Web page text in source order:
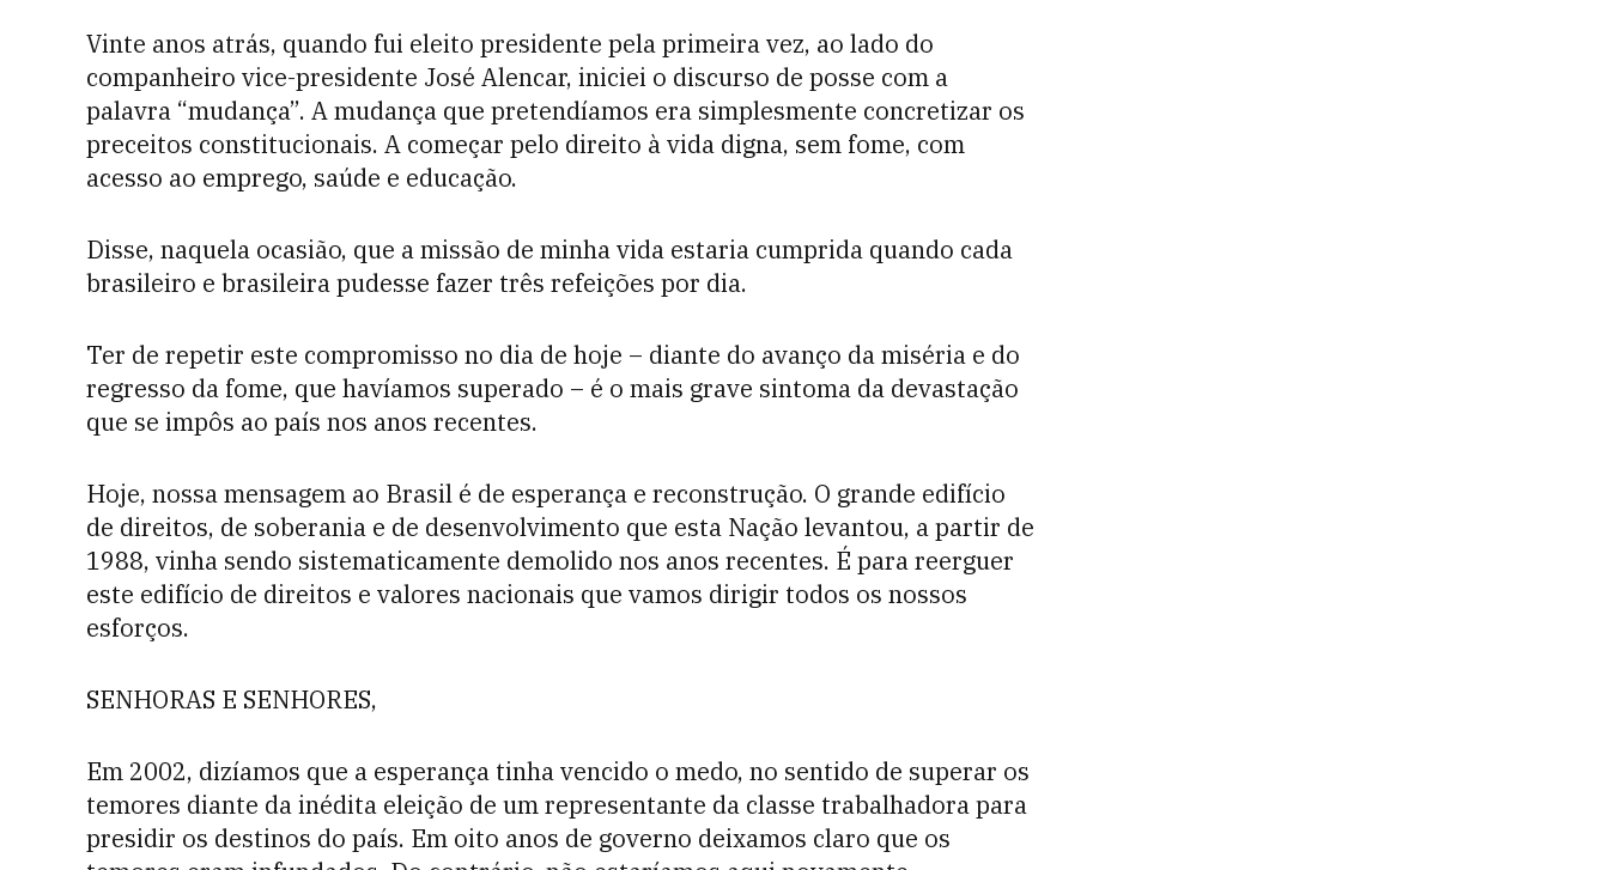
Vinte anos atrás, quando fui eleito presidente pela primeira vez, ao lado do
companheiro vice-presidente José Alencar, iniciei o discurso de posse com a
palavra “mudança”. A mudança que pretendíamos era simplesmente concretizar os
preceitos constitucionais. A começar pelo direito à vida digna, sem fome, com
acesso ao emprego, saúde e educação.
Disse, naquela ocasião, que a missão de minha vida estaria cumprida quando cada
brasileiro e brasileira pudesse fazer três refeições por dia.
Ter de repetir este compromisso no dia de hoje – diante do avanço da miséria e do
regresso da fome, que havíamos superado – é o mais grave sintoma da devastação
que se impôs ao país nos anos recentes.
Hoje, nossa mensagem ao Brasil é de esperança e reconstrução. O grande edifício
de direitos, de soberania e de desenvolvimento que esta Nação levantou, a partir de
1988, vinha sendo sistematicamente demolido nos anos recentes. É para reerguer
este edifício de direitos e valores nacionais que vamos dirigir todos os nossos
esforços.
SENHORAS E SENHORES,
Em 2002, dizíamos que a esperança tinha vencido o medo, no sentido de superar os
temores diante da inédita eleição de um representante da classe trabalhadora para
presidir os destinos do país. Em oito anos de governo deixamos claro que os